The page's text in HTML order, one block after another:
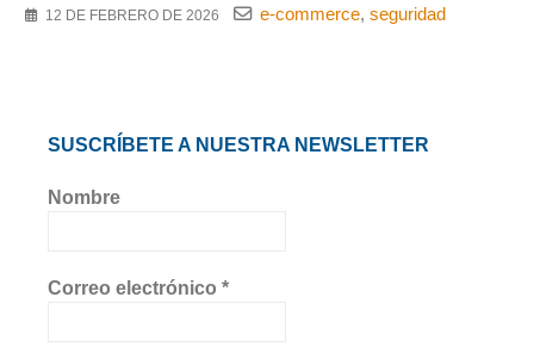
12 DE FEBRERO DE 2026 e-commerce,seguridad
SUSCRÍBETE A NUESTRA NEWSLETTER
Nombre
Correo electrónico *